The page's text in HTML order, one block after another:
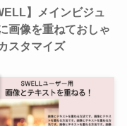
】メインビジュ
画像を重ねておしゃ
スタマイズ